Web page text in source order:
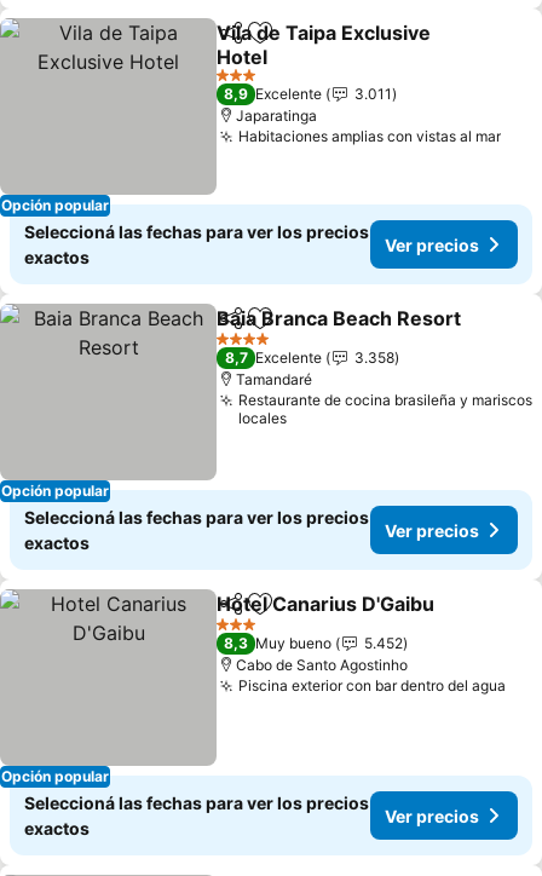
Opción popular
CompartirAñadir a favoritos
Vila de Taipa Exclusive
Hotel
3 Estrellas
8,9 Excelente
3.011
Japaratinga
Habitaciones amplias con vistas al mar
Seleccioná las fechas para ver los precios
exactos
Ver precios
Opción popular
CompartirAñadir a favoritos
Baia Branca Beach Resort
4 Estrellas
8,7 Excelente
3.358
Tamandaré
Restaurante de cocina brasileña y mariscos
locales
Seleccioná las fechas para ver los precios
exactos
Ver precios
Opción popular
CompartirAñadir a favoritos
Hotel Canarius D'Gaibu
3 Estrellas
8,3 Muy bueno
5.452
Cabo de Santo Agostinho
Piscina exterior con bar dentro del agua
Seleccioná las fechas para ver los precios
exactos
Ver precios